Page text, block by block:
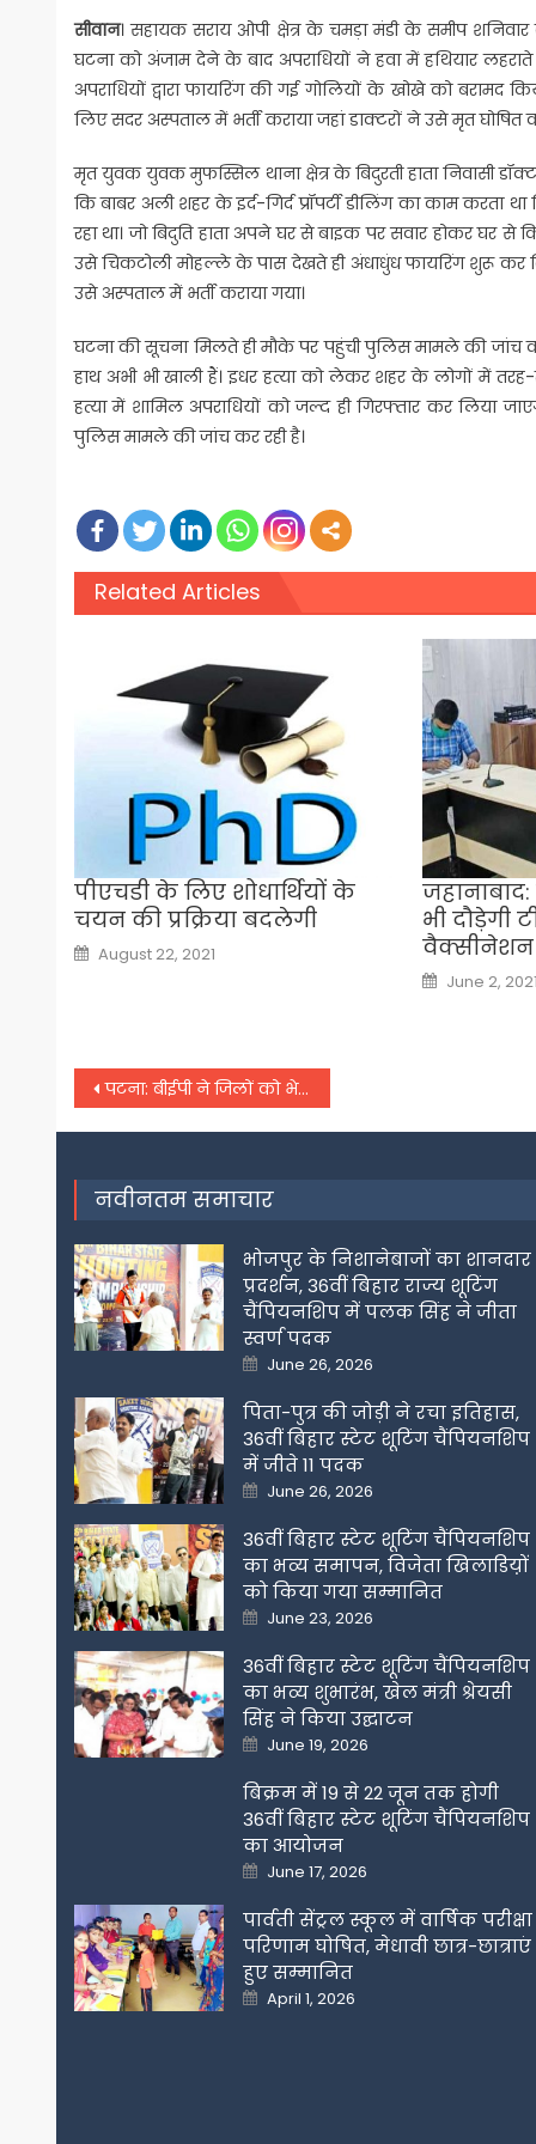
सीवान। सहायक सराय ओपी क्षेत्र के चमड़ा मंडी के समीप
घटना को अंजाम देने के बाद अपराधियों ने हवा में हथियार
अपराधियों द्वारा फायरिंग की गई गोलियों के खोखे को
लिए सदर अस्पताल में भर्ती कराया जहां डाक्टरों ने उसे मृत घोषित
मृत युवक युवक मुफस्सिल थाना क्षेत्र के बिदुरती हाता निवासी
कि बाबर अली शहर के इर्द-गिर्द प्रॉपर्टी डीलिंग का काम
रहा था। जो बिदुति हाता अपने घर से बाइक पर सवार होकर घर
उसे चिकटोली मोहल्ले के पास देखते ही अंधाधुंध फायरिंग शुरू कर
उसे अस्पताल में भर्ती कराया गया।
घटना की सूचना मिलते ही मौके पर पहुंची पुलिस मामले की जांच
हाथ अभी भी खाली हैं। इधर हत्या को लेकर शहर के लोगों में
हत्या में शामिल अपराधियों को जल्द ही गिरफ्तार कर लिया
पुलिस मामले की जांच कर रही है।
Related Articles
पीएचडी के लिए शोधार्थियों के
चयन की प्रक्रिया बदलेगी
Posted
on
August 22, 2021
भी दौड़ेगी
वैक्सीनेशन
Posted
on
June 2, 2021
Post
navigation
पटना: बीईपी ने जिलों को भेजे 1767 करोड़
नवीनतम समाचार
भोजपुर के निशानेबाजों का शानदार
प्रदर्शन, 36वीं बिहार राज्य शूटिंग
चैंपियनशिप में पलक सिंह ने जीता
स्वर्ण पदक
Posted
on
June 26, 2026
पिता-पुत्र की जोड़ी ने रचा इतिहास,
36वीं बिहार स्टेट शूटिंग चैंपियनशिप
में जीते 11 पदक
Posted
on
June 26, 2026
36वीं बिहार स्टेट शूटिंग चैंपियनशिप
का भव्य समापन, विजेता खिलाडिय़ों
को किया गया सम्मानित
Posted
on
June 23, 2026
36वीं बिहार स्टेट शूटिंग चैंपियनशिप
का भव्य शुभारंभ, खेल मंत्री श्रेयसी
सिंह ने किया उद्घाटन
Posted
on
June 19, 2026
बिक्रम में 19 से 22 जून तक होगी
36वीं बिहार स्टेट शूटिंग चैंपियनशिप
का आयोजन
Posted
on
June 17, 2026
पार्वती सेंट्रल स्कूल में वार्षिक परीक्षा
परिणाम घोषित, मेधावी छात्र-छात्राएं
हुए सम्मानित
Posted
on
April 1, 2026